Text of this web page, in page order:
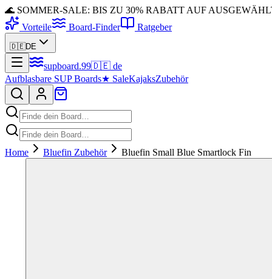
🌊 SOMMER-SALE: BIS ZU 30% RABATT AUF
Vorteile
Board-Finder Ratgeber
🇩🇪DE
supboard.99🇩🇪 de
Aufblasbare SUP Boards★ SaleKajaksZubehör
Home Bluefin Zubehör Bluefin Small Blue Smartlock Fin